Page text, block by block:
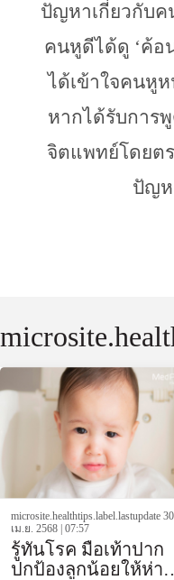
ปัญหาเกี่ยวกับค
คนหูดีได้ดู ‘ค้อ
ได้เข้าใจคนหู
หากได้รับการ
จิตแพทย์โดยต
ปัญห
microsite.healthtips.label.lastupdate 30
เม.ย. 2568 | 07:57
รู้ทันโรค มือเท้าปาก
ปกป้องลูกน้อยให้ห่าง